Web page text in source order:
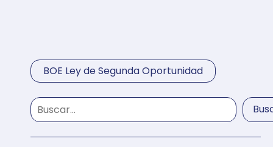
BOE Ley de Segunda Oportunidad